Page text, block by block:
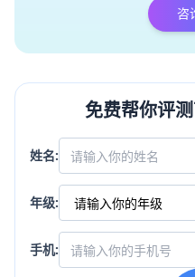
咨
免费帮你评
姓名:
年级:
手机: